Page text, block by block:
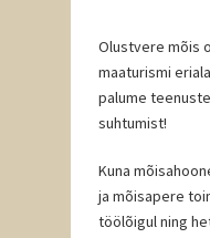
Olustvere mõis
maaturismi
palume
suhtumist!
Kuna
ja mõisapere
töölõigul ning